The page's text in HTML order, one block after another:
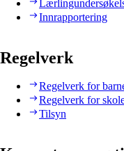
Innrapportering
Regelverk
Regelverk for
Regelverk for
Tilsyn